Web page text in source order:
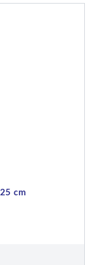
Picco Micro 3 (PM3), 1/4" P, 1,1 mm, 25 cm